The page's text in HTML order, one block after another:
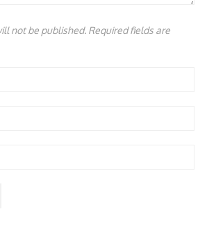
not be published. Required fields are